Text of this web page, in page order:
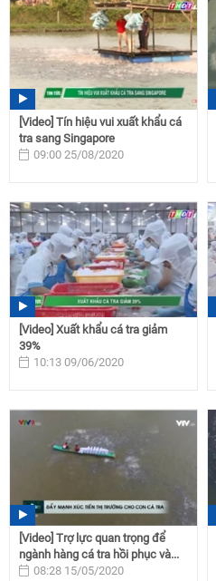
[Video] Tín hiệu vui xuất khẩu cá
tra sang Singapore
09:00 25/08/2020
[Video] Xuất khẩu cá tra giảm
39%
10:13 09/06/2020
[Video] Trợ lực quan trọng để
ngành hàng cá tra hồi phục và...
08:28 15/05/2020